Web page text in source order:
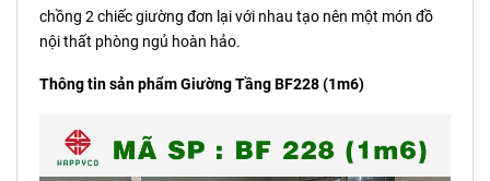
chồng 2 chiếc giường đơn lại với nhau tạo nên một món đồ
nội thất phòng ngủ hoàn hảo.
Thông tin sản phẩm Giường Tầng BF228 (1m6)